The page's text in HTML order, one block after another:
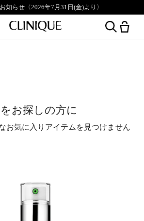
知らせ〈2026年7月31日(金)より〉
お探しの方に
お気に入りアイテムを見つけません